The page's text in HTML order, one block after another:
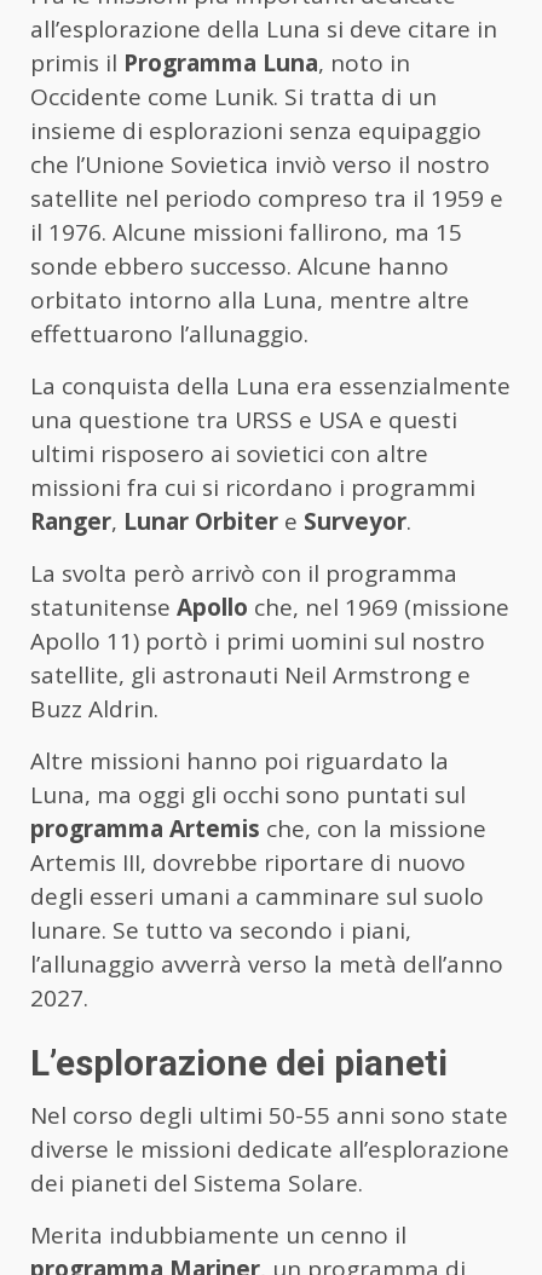
all’esplorazione della Luna si deve citare in
primis il Programma Luna, noto in
Occidente come Lunik. Si tratta di un
insieme di esplorazioni senza equipaggio
che l’Unione Sovietica inviò verso il nostro
satellite nel periodo compreso tra il 1959 e
il 1976. Alcune missioni fallirono, ma 15
sonde ebbero successo. Alcune hanno
orbitato intorno alla Luna, mentre altre
effettuarono l’allunaggio.
La conquista della Luna era essenzialmente
una questione tra URSS e USA e questi
ultimi risposero ai sovietici con altre
missioni fra cui si ricordano i programmi
Ranger, Lunar Orbiter e Surveyor.
La svolta però arrivò con il programma
statunitense Apollo che, nel 1969 (missione
Apollo 11) portò i primi uomini sul nostro
satellite, gli astronauti Neil Armstrong e
Buzz Aldrin.
Altre missioni hanno poi riguardato la
Luna, ma oggi gli occhi sono puntati sul
programma Artemis che, con la missione
Artemis III, dovrebbe riportare di nuovo
degli esseri umani a camminare sul suolo
lunare. Se tutto va secondo i piani,
l’allunaggio avverrà verso la metà dell’anno
2027.
L’esplorazione dei pianeti
Nel corso degli ultimi 50-55 anni sono state
diverse le missioni dedicate all’esplorazione
dei pianeti del Sistema Solare.
Merita indubbiamente un cenno il